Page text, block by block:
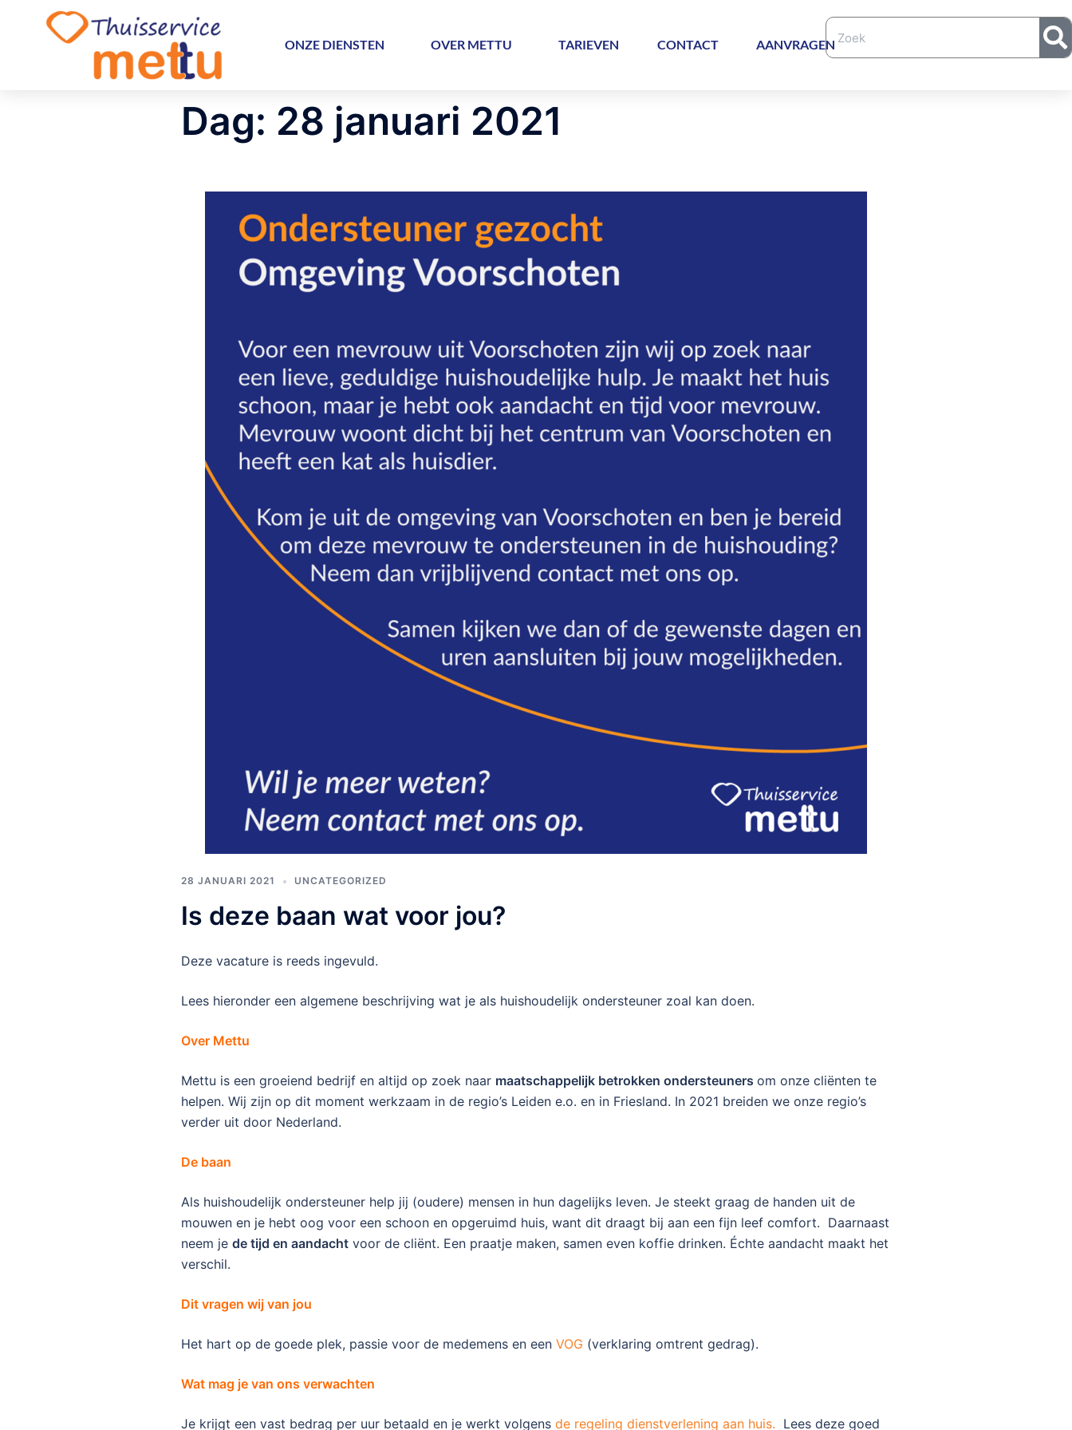
ONZE DIENSTEN OVER METTU TARIEVEN CONTACT AANVRAGEN
Dag: 28 januari 2021
28 JANUARI 2021 UNCATEGORIZED
Is deze baan wat voor jou?
Deze vacature is reeds ingevuld.
Lees hieronder een algemene beschrijving wat je als huishoudelijk ondersteuner zoal kan doen.
Over Mettu
Mettu is een groeiend bedrijf en altijd op zoek naar maatschappelijk betrokken ondersteuners om onze cliënten te
helpen. Wij zijn op dit moment werkzaam in de regio’s Leiden e.o. en in Friesland. In 2021 breiden we onze regio’s
verder uit door Nederland.
De baan
Als huishoudelijk ondersteuner help jij (oudere) mensen in hun dagelijks leven. Je steekt graag de handen uit de
mouwen en je hebt oog voor een schoon en opgeruimd huis, want dit draagt bij aan een fijn leef comfort. Daarnaast
neem je de tijd en aandacht voor de cliënt. Een praatje maken, samen even koffie drinken. Échte aandacht maakt het
verschil.
Dit vragen wij van jou
Het hart op de goede plek, passie voor de medemens en een VOG (verklaring omtrent gedrag).
Wat mag je van ons verwachten
Je krijgt een vast bedrag per uur betaald en je werkt volgens de regeling dienstverlening aan huis. Lees deze goed